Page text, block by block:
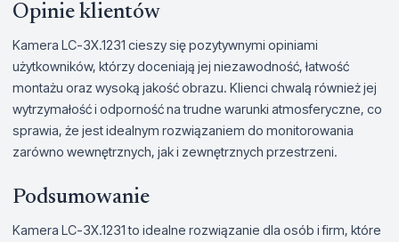
Opinie klientów
Kamera LC-3X.1231 cieszy się pozytywnymi opiniami
użytkowników, którzy doceniają jej niezawodność, łatwość
montażu oraz wysoką jakość obrazu. Klienci chwalą również jej
wytrzymałość i odporność na trudne warunki atmosferyczne, co
sprawia, że jest idealnym rozwiązaniem do monitorowania
zarówno wewnętrznych, jak i zewnętrznych przestrzeni.
Podsumowanie
Kamera LC-3X.1231 to idealne rozwiązanie dla osób i firm, które